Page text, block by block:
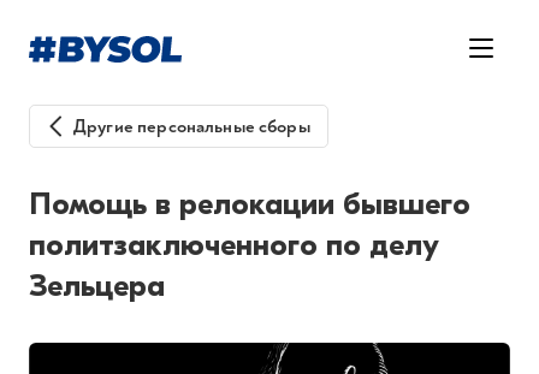
Другие персональные сборы
Помощь в релокации бывшего
политзаключенного по делу
Зельцера